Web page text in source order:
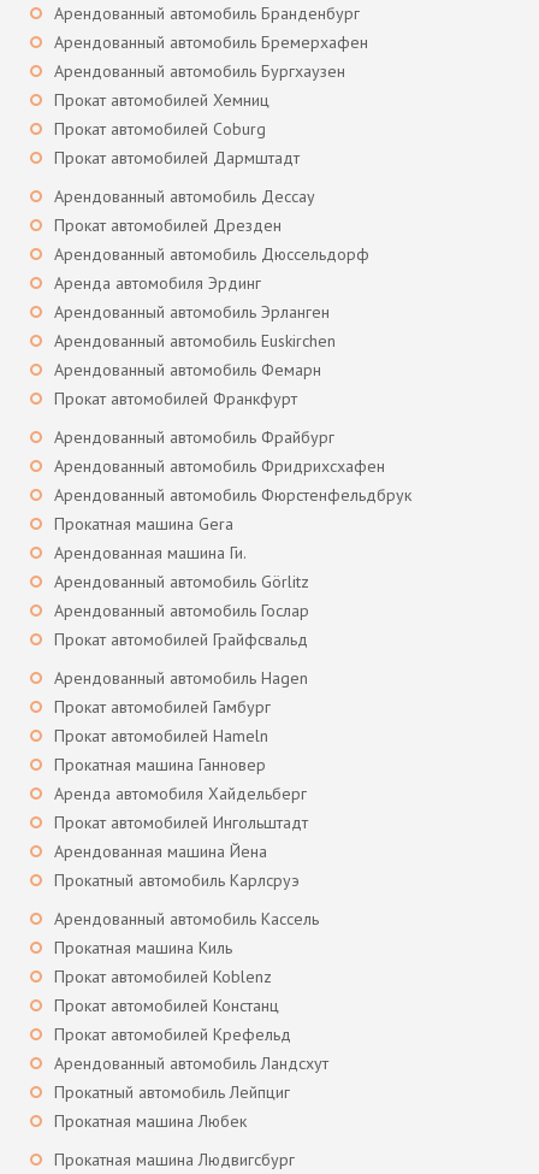
Арендованный автомобиль Бранденбург
Арендованный автомобиль Бремерхафен
Арендованный автомобиль Бургхаузен
Прокат автомобилей Хемниц
Прокат автомобилей Coburg
Прокат автомобилей Дармштадт
Арендованный автомобиль Дессау
Прокат автомобилей Дрезден
Арендованный автомобиль Дюссельдорф
Аренда автомобиля Эрдинг
Арендованный автомобиль Эрланген
Арендованный автомобиль Euskirchen
Арендованный автомобиль Фемарн
Прокат автомобилей Франкфурт
Арендованный автомобиль Фрайбург
Арендованный автомобиль Фридрихсхафен
Арендованный автомобиль Фюрстенфельдбрук
Прокатная машина Gera
Арендованная машина Ги.
Арендованный автомобиль Görlitz
Арендованный автомобиль Гослар
Прокат автомобилей Грайфсвальд
Арендованный автомобиль Hagen
Прокат автомобилей Гамбург
Прокат автомобилей Hameln
Прокатная машина Ганновер
Аренда автомобиля Хайдельберг
Прокат автомобилей Ингольштадт
Арендованная машина Йена
Прокатный автомобиль Карлсруэ
Арендованный автомобиль Кассель
Прокатная машина Киль
Прокат автомобилей Koblenz
Прокат автомобилей Констанц
Прокат автомобилей Крефельд
Арендованный автомобиль Ландсхут
Прокатный автомобиль Лейпциг
Прокатная машина Любек
Прокатная машина Людвигсбург